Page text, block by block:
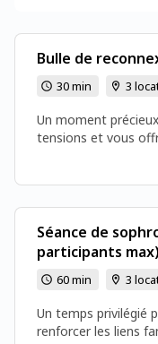
Bulle de
30 min
Un moment
tensions et vous
Bois – 13 rue de
ATTENTION :
31140 Pechbonnieu
après-midi et
confirmé par SMS
Séance de
participants max)
60 min
Un temps privilégié
renforcer les liens